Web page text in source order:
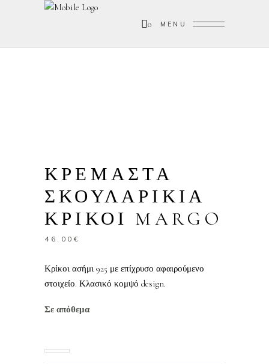
0 MENU
ΚΡΕΜΑΣΤΑ
ΣΚΟΥΛΑΡΙΚΙΑ
ΚΡΙΚΟΙ MARGO
46.00 €
Κρίκοι ασήμι 925 με επίχρυσο αφαιρούμενο
στοιχείο. Κλασικό κομψό design.
Σε απόθεμα